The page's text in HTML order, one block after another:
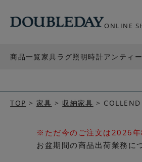
ONLINE
商品一覧家具ラグ照明時計アンティ
TOP 家具 収納家具
※ただ今のご注文は2026年
お盆期間の商品出荷業務に